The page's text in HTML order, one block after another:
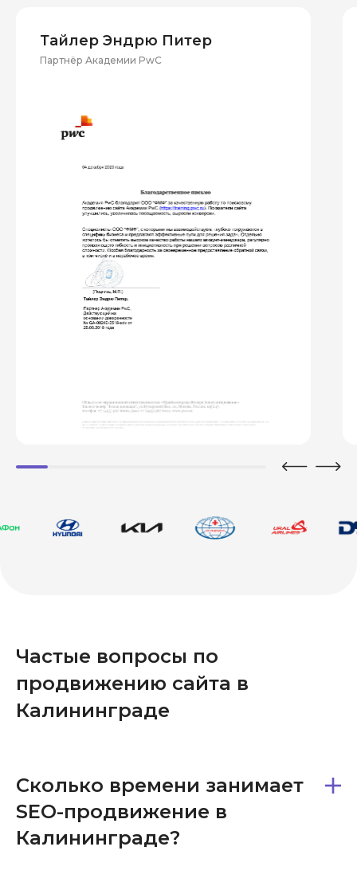
Тайлер Эндрю Питер
Партнёр Академии PwC
Частые вопросы по
продвижению сайта в
Калининграде
Сколько времени занимает
SEO-продвижение в
Калининграде?